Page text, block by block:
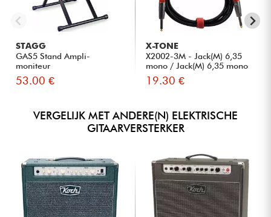
STAGG
GAS5 Stand Ampli-
moniteur
53.00 €
X-TONE
X2002-3M - Jack(M) 6,35
mono / Jack(M) 6,35 mono
S...
19.30 €
VERGELIJK MET ANDERE(N) ELEKTRISCHE
GITAARVERSTERKER